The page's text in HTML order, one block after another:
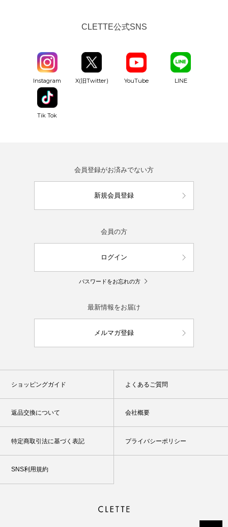
CLETTE公式SNS
Instagram X(旧Twitter) YouTube LINE
Tik Tok
会員登録がお済みでない方
新規会員登録
会員の方
ログイン
パスワードをお忘れの方
最新情報をお届け
メルマガ登録
ショッピングガイド よくあるご質問
返品交換について 会社概要
特定商取引法に基づく表記 プライバシーポリシー
SNS利用規約